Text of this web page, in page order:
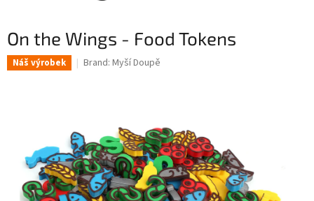
On the Wings - Food Tokens
Náš výrobek Brand: Myší Doupě